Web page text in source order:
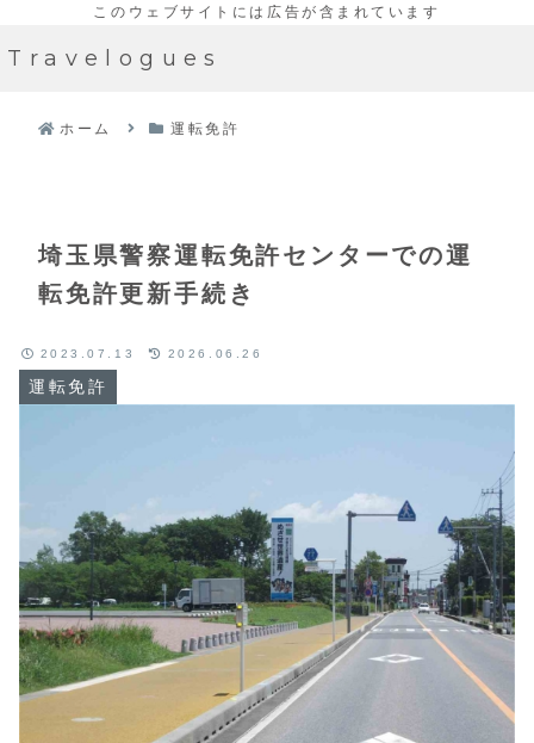
Travelogues
ホーム 運転免許
埼玉県警察運転免許センターでの運
転免許更新手続き
運転免許
2023.07.13 2026.06.26